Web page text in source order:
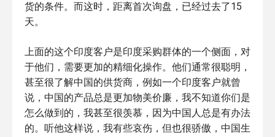
货的条件。而这时，距离首次询盘，已经过去了15
天。
上面的这个印度客户是印度采购群体的一个侧面，对
于他们，需要更加的精细化操作。他们通常很聪明，
甚至很了解中国的供货商，例如一个印度客户就曾
说，中国的产品总是更加物美价廉，我不知道你们是
怎么做到的，我甚至很羡慕，因为中国人总是有办法
的。听他这样说，我有些哀伤，但也很骄傲，中国生